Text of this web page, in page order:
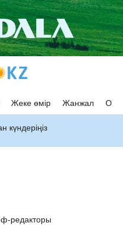
Жеке өмір Жанжал
күндеріңіз
редакторы